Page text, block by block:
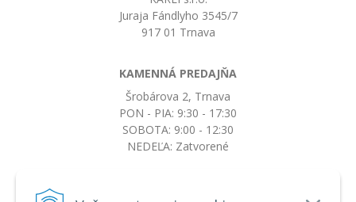
Juraja Fándlyho 3545/7
917 01 Trnava
KAMENNÁ PREDAJŇA
Šrobárova 2, Trnava
PON - PIA: 9:30 - 17:30
SOBOTA: 9:00 - 12:30
NEDEĽA: Zatvorené